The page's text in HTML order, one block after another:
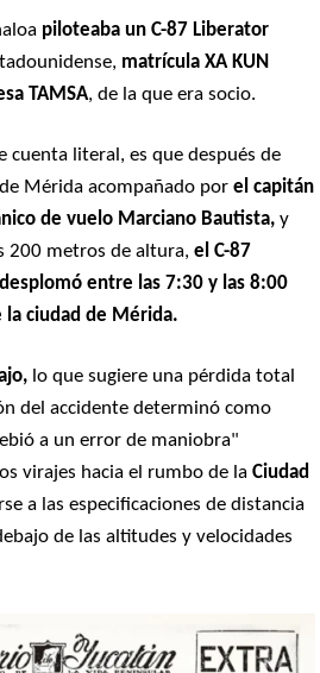
piloteaba un C-87 Liberator
matrícula XA KUN
TAMSA, de la que era socio.
cuenta literal, es que después de
Mérida acompañado por el capitán
de vuelo Marciano Bautista, y
200 metros de altura,el C-87
entre las 7:30 y las 8:00
la ciudad de Mérida.
lo que sugiere una pérdida total
del accidente determinó como
a un error de maniobra"
virajes hacia el rumbo de laCiudad
a las especificaciones de distancia
de las altitudes y velocidades